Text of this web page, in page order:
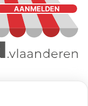
AANMELDEN